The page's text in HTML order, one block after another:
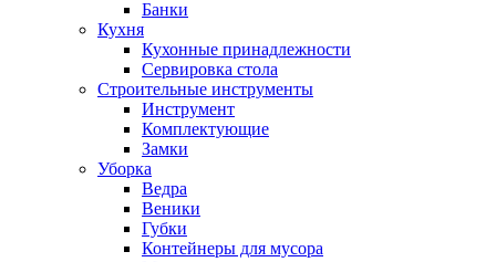
Банки
Кухня
Кухонные принадлежности
Сервировка стола
Строительные инструменты
Инструмент
Комплектующие
Замки
Уборка
Ведра
Веники
Губки
Контейнеры для мусора